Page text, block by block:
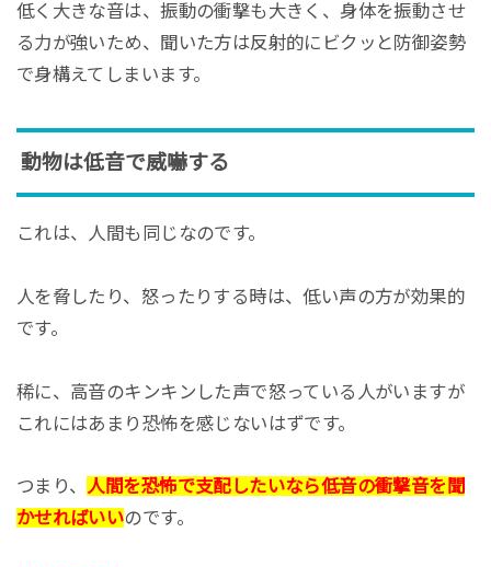
低く大きな音は、振動の衝撃も大きく、身体を振動させ
る力が強いため、聞いた方は反射的にビクッと防御姿勢
で身構えてしまいます。
動物は低音で威嚇する
これは、人間も同じなのです。
人を脅したり、怒ったりする時は、低い声の方が効果的
です。
稀に、高音のキンキンした声で怒っている人がいますが
これにはあまり恐怖を感じないはずです。
つまり、 人間を恐怖で支配したいなら低音の衝撃音を聞
かせればいいのです。